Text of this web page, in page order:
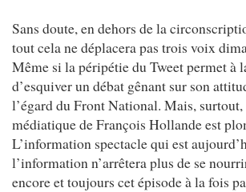
Sans doute, en dehors de la
tout cela ne déplacera pas trois voix
Même si la péripétie du Tweet permet à
d’esquiver un débat gênant sur son
l’égard du Front National. Mais,
médiatique de François Hollande est
L’information spectacle qui est
l’information n’arrêtera plus de se
encore et toujours cet épisode à la fois